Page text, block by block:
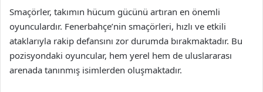
Smaçörler, takımın hücum gücünü artıran en önemli
oyunculardır. Fenerbahçe’nin smaçörleri, hızlı ve etkili
ataklarıyla rakip defansını zor durumda bırakmaktadır. Bu
pozisyondaki oyuncular, hem yerel hem de uluslararası
arenada tanınmış isimlerden oluşmaktadır.